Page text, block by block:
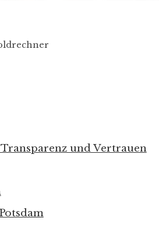
und Vertrauen